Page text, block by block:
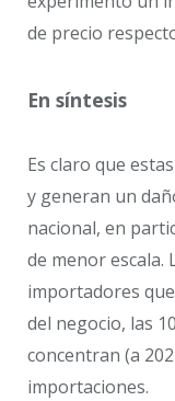
de precio
En síntesis
Es claro que
y generan un
nacional, en
de menor escala.
importadores
del negocio, las
concentran (a
importaciones.